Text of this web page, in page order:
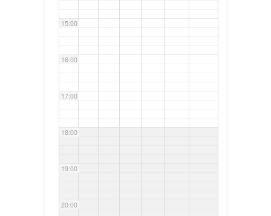
15:00
16:00
17:00
18:00
19:00
20:00